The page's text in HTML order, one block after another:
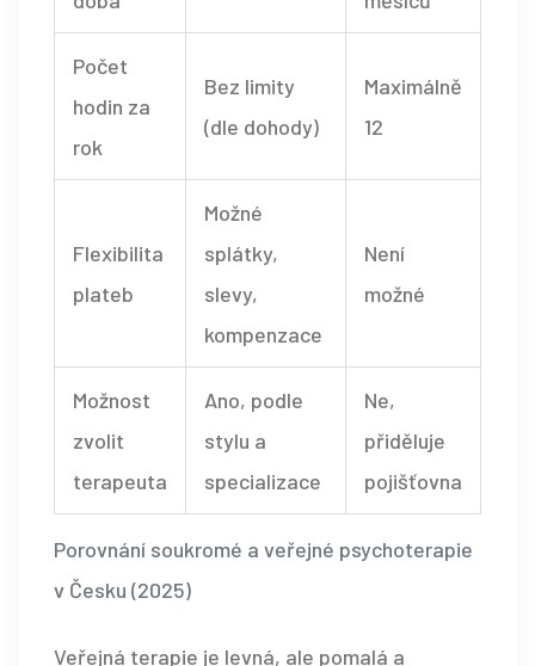
Porovnání soukromé a veřejné psychoterapie
v Česku (2025)
Počet
hodin za
rok
Bez limity
(dle dohody)
Maximálně
12
Flexibilita
plateb
Možné
splátky,
slevy,
kompenzace
Není
možné
Možnost
zvolit
terapeuta
Ano, podle
stylu a
specializace
Ne,
přiděluje
pojišťovna
Veřejná terapie je levná, ale pomalá a